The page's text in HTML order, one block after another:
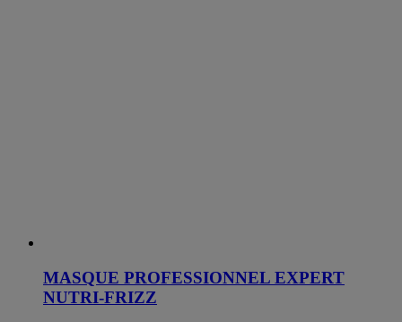
MASQUE PROFESSIONNEL EXPERT
NUTRI-FRIZZ